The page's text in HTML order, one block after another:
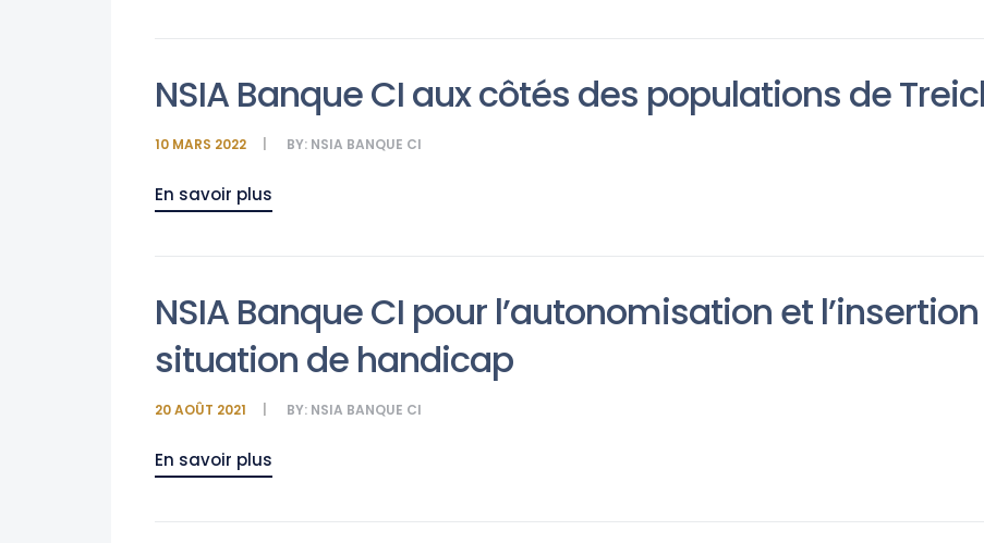
NSIA Banque CI aux côtés des populations de
10 MARS 2022 BY: NSIA BANQUE CI
En savoir plus
NSIA Banque CI pour l’autonomisation et
situation de handicap
20 AOÛT 2021 BY: NSIA BANQUE CI
En savoir plus